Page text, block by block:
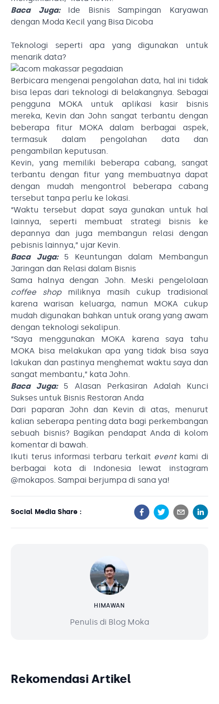
Baca Juga:
Ide Bisnis Sampingan Karyawan
dengan Moda Kecil yang Bisa Dicoba
Teknologi seperti apa yang digunakan untuk
menarik data?
Berbicara mengenai pengolahan data, hal ini tidak
bisa lepas dari teknologi di belakangnya. Sebagai
pengguna MOKA untuk aplikasi kasir bisnis
mereka, Kevin dan John sangat terbantu dengan
beberapa fitur MOKA dalam berbagai aspek,
termasuk dalam pengolahan data dan
pengambilan keputusan.
Kevin, yang memiliki beberapa cabang, sangat
terbantu dengan fitur yang membuatnya dapat
dengan mudah mengontrol beberapa cabang
tersebut tanpa perlu ke lokasi.
“Waktu tersebut dapat saya gunakan untuk hal
lainnya, seperti membuat strategi bisnis ke
depannya dan juga membangun relasi dengan
pebisnis lainnya,” ujar Kevin.
Baca Juga:
5 Keuntungan dalam Membangun
Jaringan dan Relasi dalam Bisnis
Sama halnya dengan John. Meski pengelolaan
coffee shop miliknya masih cukup tradisional
karena warisan keluarga, namun MOKA cukup
mudah digunakan bahkan untuk orang yang awam
dengan teknologi sekalipun.
“Saya menggunakan MOKA karena saya tahu
MOKA bisa melakukan apa yang tidak bisa saya
lakukan dan pastinya menghemat waktu saya dan
sangat membantu,” kata John.
Baca Juga:
5 Alasan Perkasiran Adalah Kunci
Sukses untuk Bisnis Restoran Anda
Dari paparan John dan Kevin di atas, menurut
kalian seberapa penting data bagi perkembangan
sebuah bisnis? Bagikan pendapat Anda di kolom
komentar di bawah.
Ikuti terus informasi terbaru terkait eventkami di
berbagai kota di Indonesia lewat instagram
@mokapos . Sampai berjumpa di sana ya!
Social Media Share :
HIMAWAN
Penulis di Blog Moka
Rekomendasi Artikel